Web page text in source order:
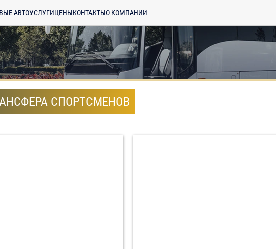
АВТОУСЛУГИЦЕНЫКОНТАКТЫО КОМПАНИИ
СПОРТСМЕНОВ